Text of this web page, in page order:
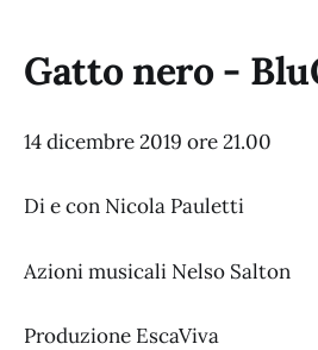
Gatto nero -
14 dicembre 2019 ore 21.00
Di e con Nicola Pauletti
Azioni musicali Nelso Salton
Produzione EscaViva